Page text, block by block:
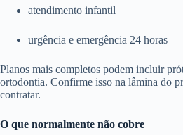
atendimento infantil
urgência e emergência 24 horas
Planos mais completos podem incluir
ortodontia. Confirme isso na lâmina do
contratar.
O que normalmente não cobre